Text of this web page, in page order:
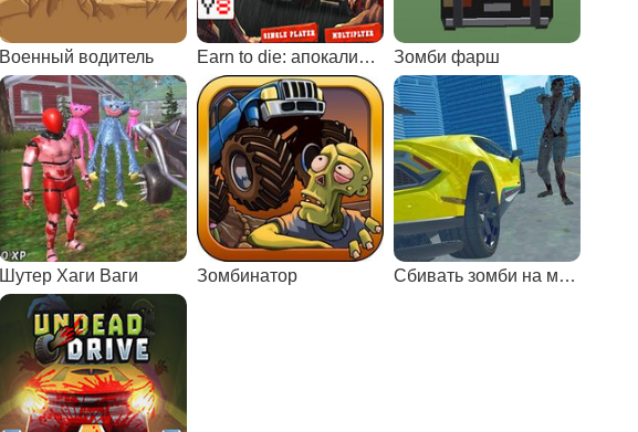
Военный водитель Earn to die: апокалипсис Зомби фарш
Шутер Хаги Ваги Зомбинатор Сбивать зомби на машине